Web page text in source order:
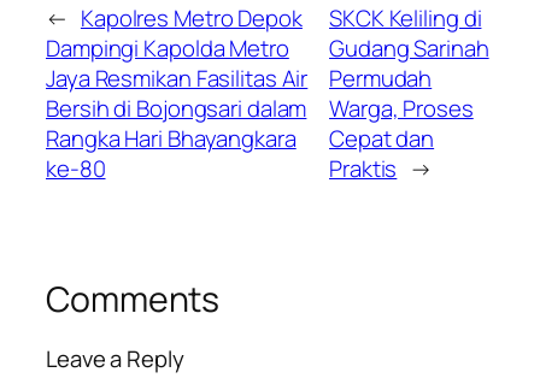
← Kapolres Metro Depok
Dampingi Kapolda Metro
Jaya Resmikan Fasilitas Air
Bersih di Bojongsari dalam
Rangka Hari Bhayangkara
ke-80
SKCK Keliling di
Gudang Sarinah
Permudah
Warga, Proses
Cepat dan
Praktis →
Comments
Leave a Reply